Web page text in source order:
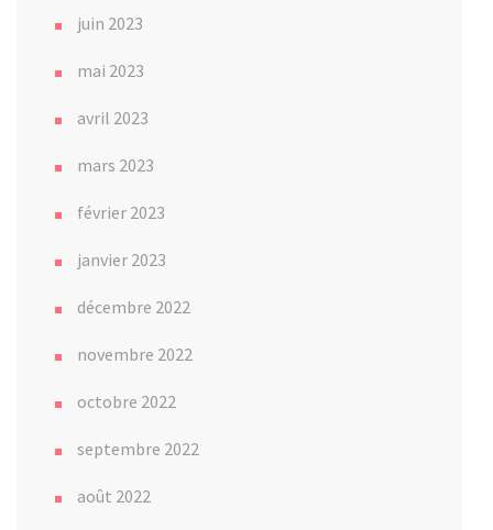
juin 2023
mai 2023
avril 2023
mars 2023
février 2023
janvier 2023
décembre 2022
novembre 2022
octobre 2022
septembre 2022
août 2022